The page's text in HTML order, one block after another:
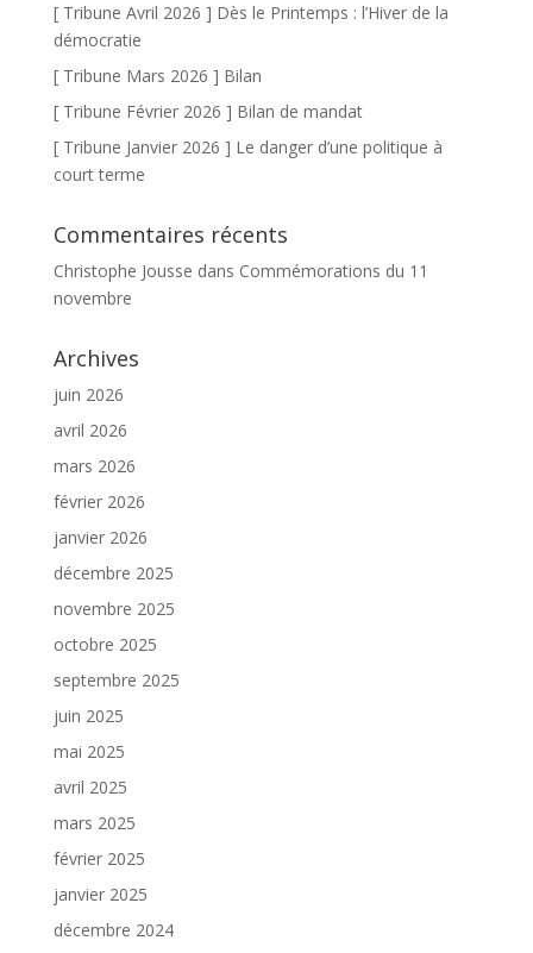
[ Tribune Avril 2026 ] Dès le Printemps : l’Hiver de la
démocratie
[ Tribune Mars 2026 ] Bilan
[ Tribune Février 2026 ] Bilan de mandat
[ Tribune Janvier 2026 ] Le danger d’une politique à
court terme
Commentaires récents
Christophe Jousse dans Commémorations du 11
novembre
Archives
juin 2026
avril 2026
mars 2026
février 2026
janvier 2026
décembre 2025
novembre 2025
octobre 2025
septembre 2025
juin 2025
mai 2025
avril 2025
mars 2025
février 2025
janvier 2025
décembre 2024